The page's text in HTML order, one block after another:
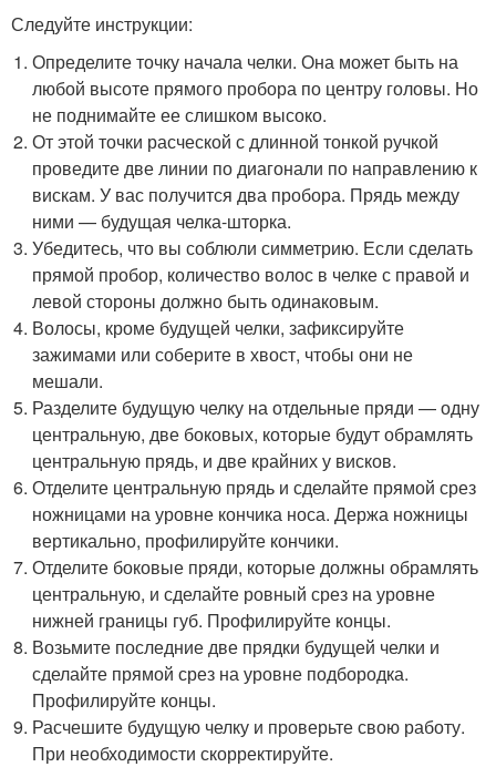
Следуйте инструкции:
Определите точку начала челки. Она может быть на
любой высоте прямого пробора по центру головы. Но
не поднимайте ее слишком высоко.
От этой точки расческой с длинной тонкой ручкой
проведите две линии по диагонали по направлению к
вискам. У вас получится два пробора. Прядь между
ними — будущая челка-шторка.
Убедитесь, что вы соблюли симметрию. Если сделать
прямой пробор, количество волос в челке с правой и
левой стороны должно быть одинаковым.
Волосы, кроме будущей челки, зафиксируйте
зажимами или соберите в хвост, чтобы они не
мешали.
Разделите будущую челку на отдельные пряди — одну
центральную, две боковых, которые будут обрамлять
центральную прядь, и две крайних у висков.
Отделите центральную прядь и сделайте прямой срез
ножницами на уровне кончика носа. Держа ножницы
вертикально, профилируйте кончики.
Отделите боковые пряди, которые должны обрамлять
центральную, и сделайте ровный срез на уровне
нижней границы губ. Профилируйте концы.
Возьмите последние две прядки будущей челки и
сделайте прямой срез на уровне подбородка.
Профилируйте концы.
Расчешите будущую челку и проверьте свою работу.
При необходимости скорректируйте.